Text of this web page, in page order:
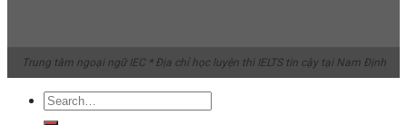
Trung tâm ngoại ngữ IEC * Địa chỉ học luyện thi IELTS tin cậy tại Nam Định